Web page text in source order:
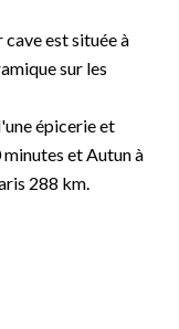
est située à
sur les
épicerie et
minutes et Autun à
288 km.